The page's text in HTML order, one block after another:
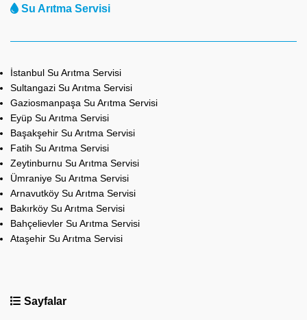
Su Arıtma Servisi
İstanbul Su Arıtma Servisi
Sultangazi Su Arıtma Servisi
Gaziosmanpaşa Su Arıtma Servisi
Eyüp Su Arıtma Servisi
Başakşehir Su Arıtma Servisi
Fatih Su Arıtma Servisi
Zeytinburnu Su Arıtma Servisi
Ümraniye Su Arıtma Servisi
Arnavutköy Su Arıtma Servisi
Bakırköy Su Arıtma Servisi
Bahçelievler Su Arıtma Servisi
Ataşehir Su Arıtma Servisi
Sayfalar